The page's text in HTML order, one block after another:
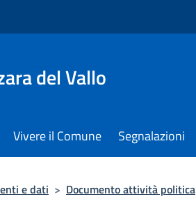
del Vallo
Vivere il Comune Segnalazioni
e dati > Documento attività politica